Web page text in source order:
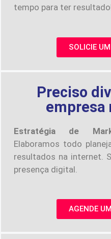
tempo para ter
SOLICIE
Preciso
empresa
Estratégia de
Elaboramos todo
resultados na internet.
presença digital.
AGENDE